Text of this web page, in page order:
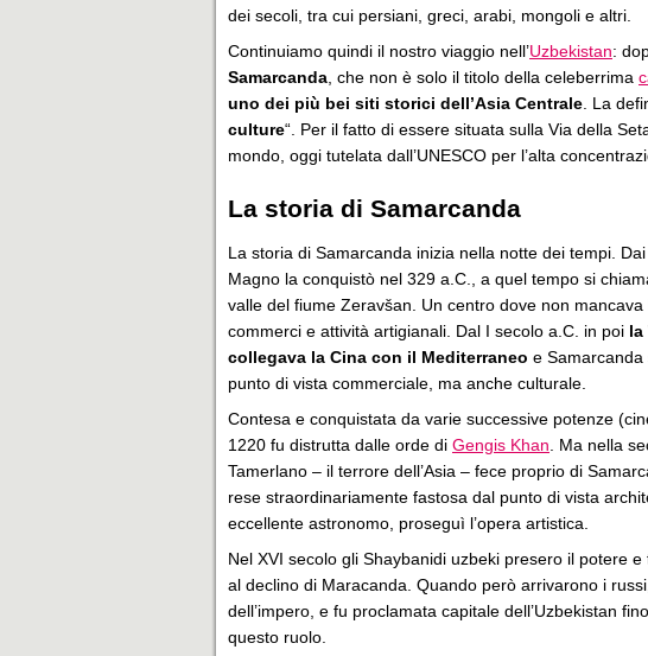
dei secoli, tra cui persiani, greci, arabi, mongoli e altri.
Continuiamo quindi il nostro viaggio nell’Uzbekistan:
Samarcanda , che non è solo il titolo della celeberrima
uno dei più bei siti storici dell’Asia Centrale . La
culture“. Per il fatto di essere situata sulla Via della
mondo, oggi tutelata dall’UNESCO per l’alta
La storia di Samarcanda
La storia di Samarcanda inizia nella notte dei tempi.
Magno la conquistò nel 329 a.C., a quel tempo si
valle del fiume Zeravšan. Un centro dove non
commerci e attività artigianali. Dal I secolo a.C. in poi la
collegava la Cina con il Mediterraneo e
punto di vista commerciale, ma anche culturale.
Contesa e conquistata da varie successive potenze
1220 fu distrutta dalle orde di Gengis Khan . Ma nella
Tamerlano – il terrore dell’Asia – fece proprio di
rese straordinariamente fastosa dal punto di vista
eccellente astronomo, proseguì l’opera artistica.
Nel XVI secolo gli Shaybanidi uzbeki presero il potere
al declino di Maracanda. Quando però arrivarono i
dell’impero, e fu proclamata capitale dell’Uzbekistan
questo ruolo.